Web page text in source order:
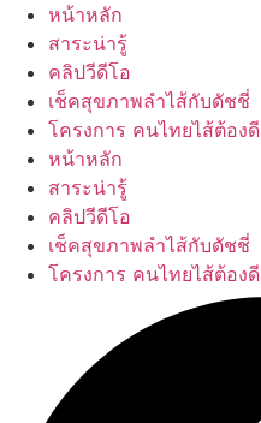
Skip
content
หน้าหลัก
สาระน่ารู้
คลิปวีดีโอ
เช็คสุขภาพลำไส้กับดัชชี่
โครงการ คนไทยไส้ต้องดี
หน้าหลัก
สาระน่ารู้
คลิปวีดีโอ
เช็คสุขภาพลำไส้กับดัชชี่
โครงการ คนไทยไส้ต้องดี